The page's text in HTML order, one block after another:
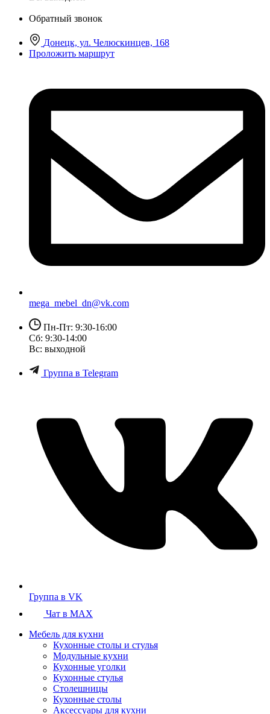
Обратный звонок
Донецк, ул. Челюскинцев, 168
Проложить маршрут
mega_mebel_dn@vk.com
Пн-Пт: 9:30-16:00
Сб: 9:30-14:00
Вс: выходной
Группа в Telegram
Группа в VK
Чат в MAX
Мебель для кухни
Кухонные столы и стулья
Модульные кухни
Кухонные уголки
Кухонные стулья
Столешницы
Кухонные столы
Аксессуары для кухни